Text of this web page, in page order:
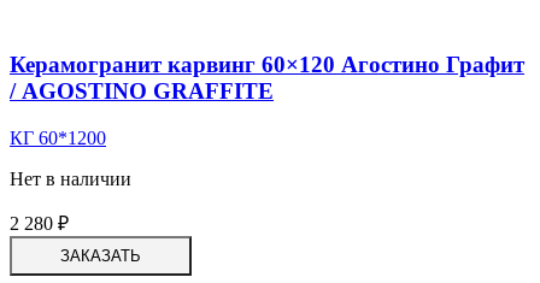
Керамогранит карвинг 60×120 Агостино Графит
/ AGOSTINO GRAFFITE
КГ 60*1200
Нет в наличии
2 280 ₽
ЗАКАЗАТЬ